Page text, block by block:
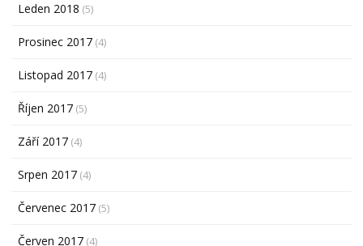
Leden 2018 (5)
Prosinec 2017 (4)
Listopad 2017 (4)
Říjen 2017 (5)
Září 2017 (4)
Srpen 2017 (4)
Červenec 2017 (5)
Červen 2017 (4)